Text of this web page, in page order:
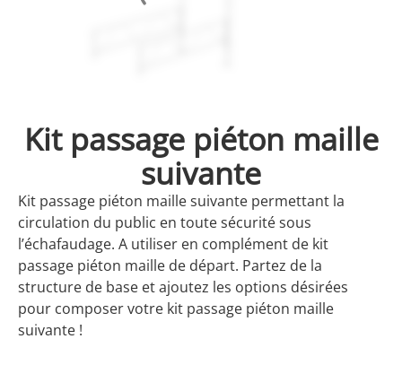
Kit passage piéton maille
suivante
Kit passage piéton maille suivante permettant la
circulation du public en toute sécurité sous
l’échafaudage. A utiliser en complément de kit
passage piéton maille de départ. Partez de la
structure de base et ajoutez les options désirées
pour composer votre kit passage piéton maille
suivante !